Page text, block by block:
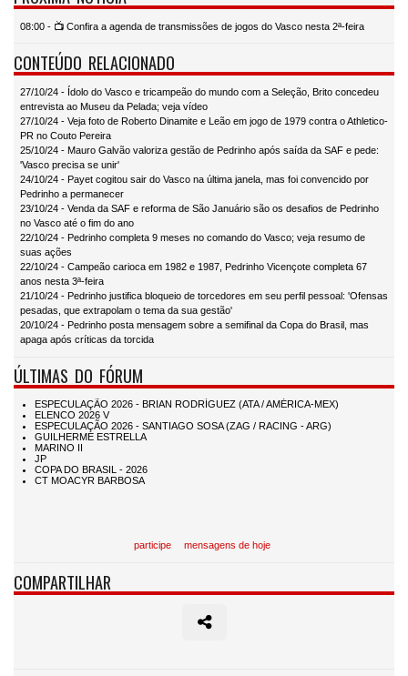
08:00 - 📺 Confira a agenda de transmissões de jogos do Vasco nesta 2ª-feira
CONTEÚDO RELACIONADO
27/10/24 - Ídolo do Vasco e tricampeão do mundo com a Seleção, Brito concedeu
entrevista ao Museu da Pelada; veja vídeo
27/10/24 - Veja foto de Roberto Dinamite e Leão em jogo de 1979 contra o Athletico-
PR no Couto Pereira
25/10/24 - Mauro Galvão valoriza gestão de Pedrinho após saída da SAF e pede:
'Vasco precisa se unir'
24/10/24 - Payet cogitou sair do Vasco na última janela, mas foi convencido por
Pedrinho a permanecer
23/10/24 - Venda da SAF e reforma de São Januário são os desafios de Pedrinho
no Vasco até o fim do ano
22/10/24 - Pedrinho completa 9 meses no comando do Vasco; veja resumo de
suas ações
22/10/24 - Campeão carioca em 1982 e 1987, Pedrinho Vicençote completa 67
anos nesta 3ª-feira
21/10/24 - Pedrinho justifica bloqueio de torcedores em seu perfil pessoal: 'Ofensas
pesadas, que extrapolam o tema da sua gestão'
20/10/24 - Pedrinho posta mensagem sobre a semifinal da Copa do Brasil, mas
apaga após críticas da torcida
ÚLTIMAS DO FÓRUM
participe mensagens de hoje
COMPARTILHAR